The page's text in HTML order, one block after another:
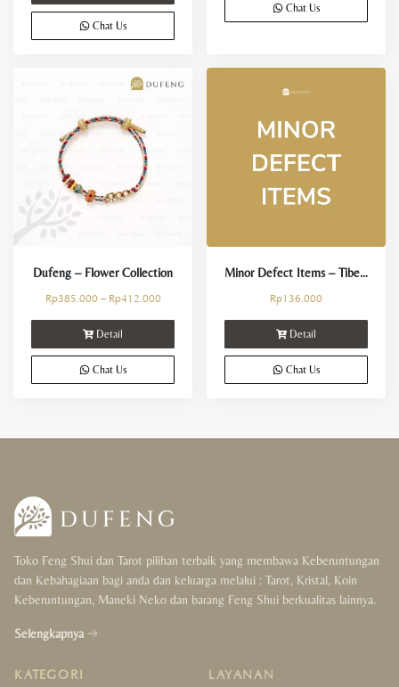
Chat Us
Chat Us
Dufeng – Flower Collection
Rp385.000 – Rp412.000
Detail
Chat Us
Minor Defect Items – Tibet Yin Yang
Rp136.000
Detail
Chat Us
Toko Feng Shui dan Tarot pilihan terbaik yang membawa Keberuntungan
dan Kebahagiaan bagi anda dan keluarga melalui : Tarot, Kristal, Koin
Keberuntungan, Maneki Neko dan barang Feng Shui berkualitas lainnya.
Selengkapnya
KATEGORI
LAYANAN